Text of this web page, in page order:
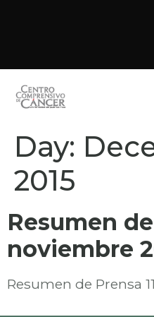
Day:
2015
Resumen
noviembre
Resumen de Prensa